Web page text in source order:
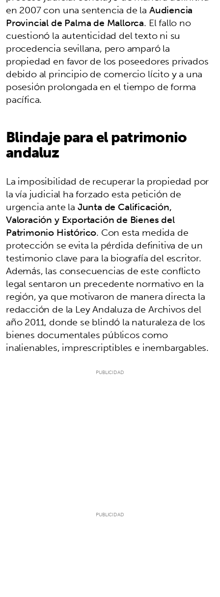
en 2007 con una sentencia de laAudiencia
Provincial de Palma de Mallorca. El fallo no
cuestionó la autenticidad del texto ni su
procedencia sevillana, pero amparó la
propiedad en favor de los poseedores privados
debido al principio de comercio lícito y a una
posesión prolongada en el tiempo de forma
pacífica.
Blindaje para el patrimonio
andaluz
La imposibilidad de recuperar la propiedad por
la vía judicial ha forzado esta petición de
urgencia ante laJunta de Calificación,
Valoración y Exportación de Bienes del
Patrimonio Histórico. Con esta medida de
protección se evita la pérdida definitiva de un
testimonio clave para la biografía del escritor.
Además, las consecuencias de este conflicto
legal sentaron un precedente normativo en la
región, ya que motivaron de manera directa la
redacción de la Ley Andaluza de Archivos del
año 2011, donde se blindó la naturaleza de los
bienes documentales públicos como
inalienables, imprescriptibles e inembargables.